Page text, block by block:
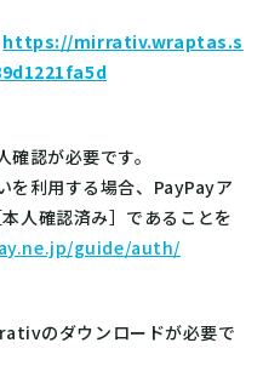
https://mirrativ.wraptas.s
認が必要です。
を利用する場合、PayPayア
人確認済み］であることを
guide/auth/
のダウンロードが必要で